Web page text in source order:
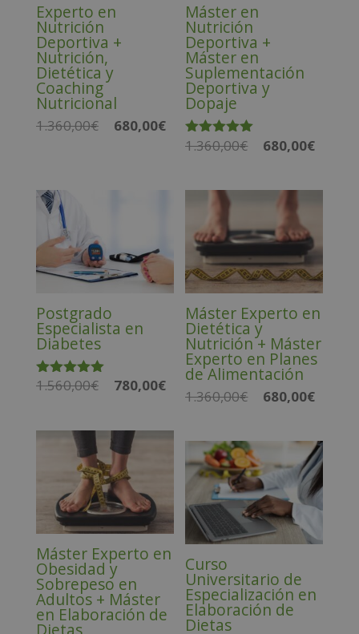
Experto en
Nutrición
Deportiva +
Nutrición,
Dietética y
Coaching
Nutricional
1.360,00€
El
680,00€El
precio
Máster en
Nutrición
Deportiva +
Máster en
Suplementación
Deportiva y
Dopaje
Valorado
1.360,00€
El
1.360,00€.
680,00€El
Postgrado
Especialista en
Diabetes
Valorado
1.560,00€
El
era:
1.560,00€.
780,00€El
precio
780,00€.
Máster Experto en
Dietética y
Nutrición + Máster
Experto en Planes
de Alimentación
1.360,00€
El
1.360,00€.
680,00€El
es:
680,00€.
Máster Experto en
Obesidad y
Sobrepeso en
Adultos + Máster
en Elaboración de
Dietas
Curso
Universitario de
Especialización en
Elaboración de
Dietas